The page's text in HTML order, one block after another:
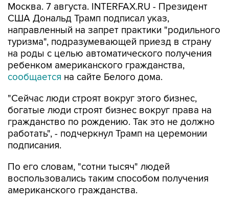
Москва. 7 августа. INTERFAX.RU - Президент
США Дональд Трамп подписал указ,
направленный на запрет практики "родильного
туризма", подразумевающей приезд в страну
на роды с целью автоматического получения
ребенком американского гражданства,
сообщается на сайте Белого дома.
"Сейчас люди строят вокруг этого бизнес,
богатые люди строят бизнес вокруг права на
гражданство по рождению. Так это не должно
работать", - подчеркнул Трамп на церемонии
подписания.
По его словам, "сотни тысяч" людей
воспользовались таким способом получения
американского гражданства.